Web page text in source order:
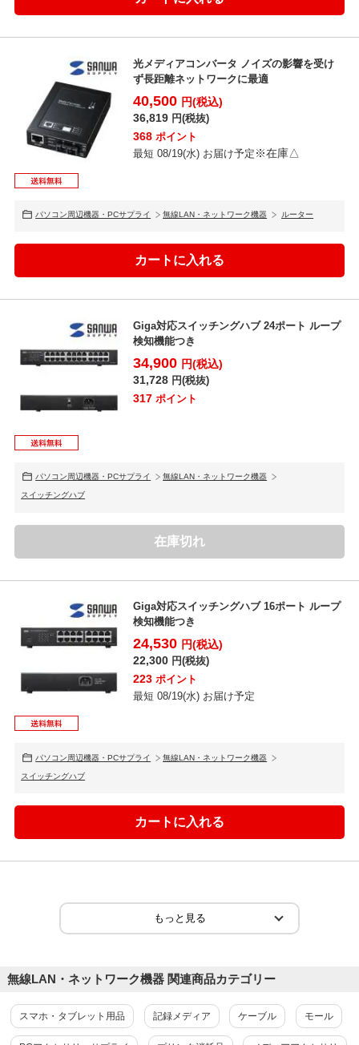
光メディアコンバータ ノイズの影響を受け
ず長距離ネットワークに最適
40,500 円(税込)
36,819 円(税抜)
368 ポイント
最短 08/19(水) お届け予定 ※在庫△
パソコン周辺機器・PCサプライ 無線LAN・ネットワーク機器 ルーター
Giga対応スイッチングハブ 24ポート ループ
検知機能つき
34,900 円(税込)
31,728 円(税抜)
317 ポイント
パソコン周辺機器・PCサプライ 無線LAN・ネットワーク機器
スイッチングハブ
在庫切れ
Giga対応スイッチングハブ 16ポート ループ
検知機能つき
24,530 円(税込)
22,300 円(税抜)
223 ポイント
最短 08/19(水) お届け予定
パソコン周辺機器・PCサプライ 無線LAN・ネットワーク機器
スイッチングハブ
無線LAN・ネットワーク機器 関連商品カテゴリー
スマホ・タブレット用品 記録メディア ケーブル モール